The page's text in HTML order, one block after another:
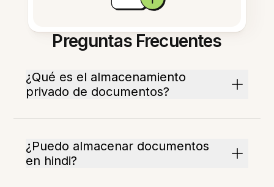
Preguntas Frecuentes
¿Qué es el almacenamiento
privado de documentos?
¿Puedo almacenar documentos
en hindi?